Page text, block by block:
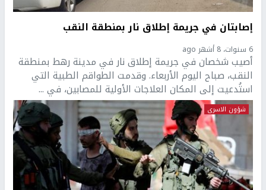
إصابتان في جريمة إطلاق نار بمنطقة النقب
6 سنوات، 8 أشهر ago
أصيب شخصان في جريمة إطلاق نار في مدينة رهط بمنطقة
النقب، صباح اليوم الأربعاء. وقدمت الطواقم الطبية التي
استُدعيت إلى المكان العلاجات الأولية للمصابين، في ...
شؤون الاسرى